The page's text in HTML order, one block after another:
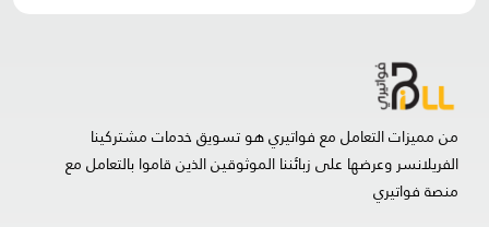
من مميزات التعامل مع فواتيري هو تسويق خدمات مشتركينا
الفريلانسر وعرضها على زبائننا الموثوقين الذين قاموا بالتعامل مع
منصة فواتيري